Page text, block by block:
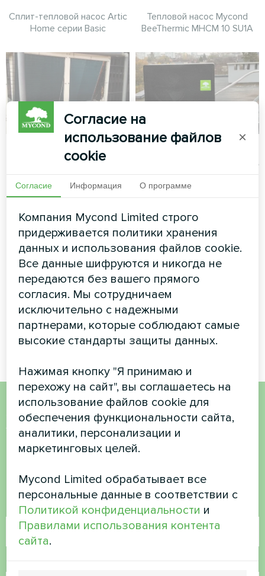
Сплит-тепловой насос Artic
Home серии Basic
Тепловой насос Mycond
BeeThermic MHCM 10 SU1A
Коммерческий
объект
Модульный тепловой насос
Коммерческая
установка на крыше
с тепловым
BeeSmart
Серия тепловых насосов
BeeSmart, установленная в
паре с
фотогальваническими
панелями на крыше
коммерческого здания для
максимальной
энергетической
независимости.
Хотите купить или у вас
есть вопросы?
Свяжитесь с нами, и мы поможем вам
Имя
Согласие на
использование файлов
cookie
×
Согласие Информация О программе
Компания Mycond Limited строго
придерживается политики хранения
данных и использования файлов cookie.
Все данные шифруются и никогда не
передаются без вашего прямого
согласия. Мы сотрудничаем
исключительно с надежными
партнерами, которые соблюдают самые
высокие стандарты защиты данных.
Нажимая кнопку "Я принимаю и
перехожу на сайт", вы соглашаетесь на
использование файлов cookie для
обеспечения функциональности сайта,
аналитики, персонализации и
маркетинговых целей.
Mycond Limited обрабатывает все
персональные данные в соответствии с
Политикой конфиденциальности и
Правилами использования контента
сайта.